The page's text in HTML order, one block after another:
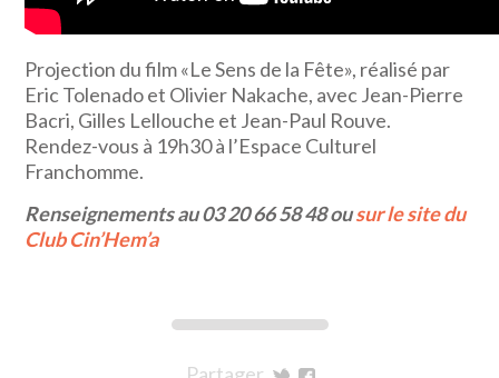
Projection du film «Le Sens de la Fête», réalisé par
Eric Tolenado et Olivier Nakache, avec Jean-Pierre
Bacri, Gilles Lellouche et Jean-Paul Rouve.
Rendez-vous à 19h30 à l’Espace Culturel
Franchomme.
Renseignements au 03 20 66 58 48 ousur le site du
Club Cin’Hem’a